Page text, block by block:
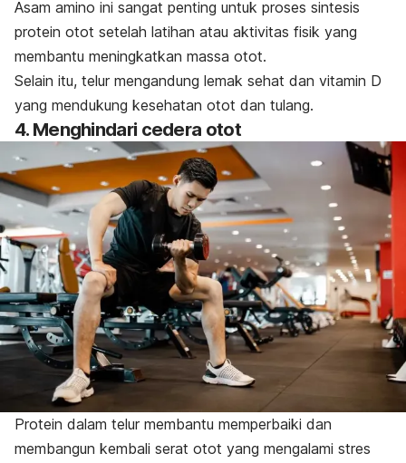
Asam amino ini sangat penting untuk proses sintesis
protein otot setelah latihan atau aktivitas fisik yang
membantu meningkatkan massa otot.
Selain itu, telur mengandung lemak sehat dan vitamin D
yang mendukung kesehatan otot dan tulang.
4. Menghindari cedera otot
Protein dalam telur membantu memperbaiki dan
membangun kembali serat otot yang mengalami stres